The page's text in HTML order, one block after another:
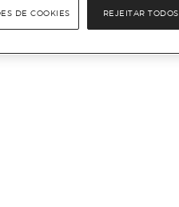
REJEITAR TODOS
DE COOKIES